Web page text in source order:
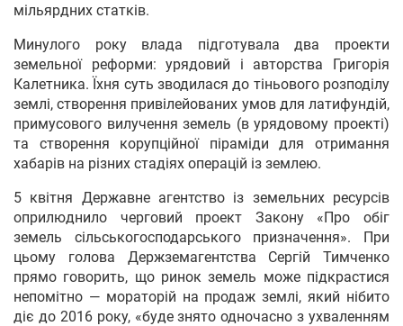
мільярдних статків.
Минулого року влада підготувала два проекти
земельної реформи: урядовий і авторства Григорія
Калетника. Їхня суть зводилася до тіньового розподілу
землі, створення привілейованих умов для латифундій,
примусового вилучення земель (в урядовому проекті)
та створення корупційної піраміди для отримання
хабарів на різних стадіях операцій із землею.
5 квітня Державне агентство із земельних ресурсів
оприлюднило черговий проект Закону «Про обіг
земель сільськогосподарського призначення». При
цьому голова Держземагентства Сергій Тимченко
прямо говорить, що ринок земель може підкрастися
непомітно — мораторій на продаж землі, який нібито
діє до 2016 року, «буде знято одночасно з ухваленням